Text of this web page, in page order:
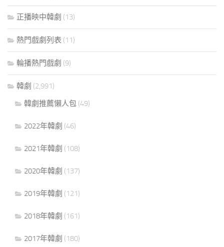
正播映中韓劇 (13)
熱門戲劇列表 (11)
輪播熱門戲劇 (9)
韓劇 (2,991)
韓劇推薦懶人包 (49)
2022年韓劇 (46)
2021年韓劇 (108)
2020年韓劇 (137)
2019年韓劇 (121)
2018年韓劇 (161)
2017年韓劇 (180)